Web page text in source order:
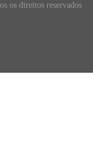
os direitos reservados